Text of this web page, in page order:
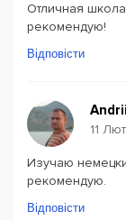
Отличная
рекомендую!
Відповісти
11
Изучаю
рекомендую.
Відповісти